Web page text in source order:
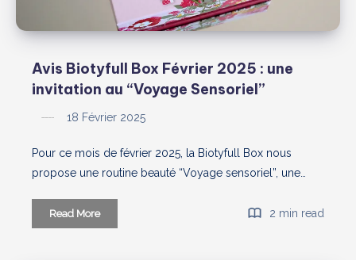
Avis Biotyfull Box Février 2025 : une
invitation au “Voyage Sensoriel”
18 Février 2025
Pour ce mois de février 2025, la Biotyfull Box nous
propose une routine beauté “Voyage sensoriel”, une…
Read MoreAvis
Biotyfull
2 min read